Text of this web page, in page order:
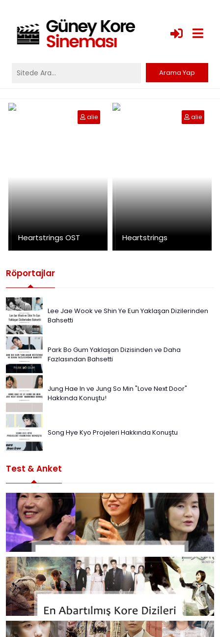
Heartstrings OST
alie
Heartstrings
alie
Röportajlar
Lee Jae Wook ve Shin Ye Eun Yaklaşan Dizilerinden
Bahsetti
Park Bo Gum Yaklaşan Dizisinden ve Daha
Fazlasından Bahsetti
Jung Hae In ve Jung So Min "Love Next Door"
Hakkında Konuştu!
Song Hye Kyo Projeleri Hakkında Konuştu
Test & Anket